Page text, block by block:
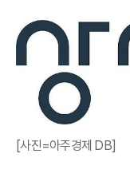
[사진=아주경제 DB]